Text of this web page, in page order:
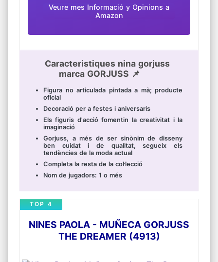
Veure mes Informació y Opinions a
Amazon
Caracteristiques nina gorjuss
marca GORJUSS 📌
Figura no articulada pintada a mà; producte
oficial
Decoració per a festes i aniversaris
Els figuris d'acció fomentin la creativitat i la
imaginació
Gorjuss, a més de ser sinònim de disseny
ben cuidat i de qualitat, segueix els
tendències de la moda actual
Completa la resta de la col·lecció
Nom de jugadors: 1 o més
NINES PAOLA - MUÑECA GORJUSS
THE DREAMER (4913)
TOP 4